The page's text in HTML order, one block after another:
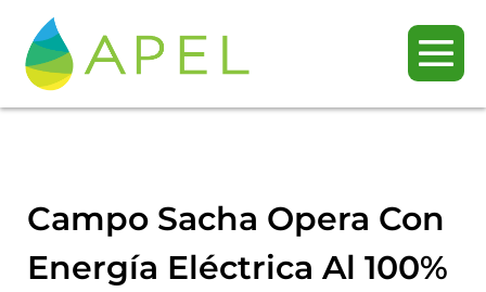
Campo Sacha Opera Con
Energía Eléctrica Al 100%